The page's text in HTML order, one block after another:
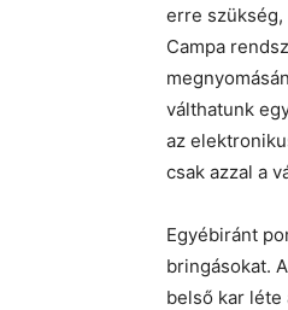
erre szükség,
Campa
válthatunk
az
csak azzal a
Egyébiránt
bringásokat.
belső kar léte